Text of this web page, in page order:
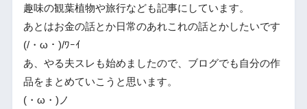
趣味の観葉植物や旅行なども記事にしています。
あとはお金の話とか日常のあれこれの話とかしたいです
(/・ω・)/ﾜｰｲ
あ、やる夫スレも始めましたので、ブログでも自分の作
品をまとめていこうと思います。
(・ω・)ノ